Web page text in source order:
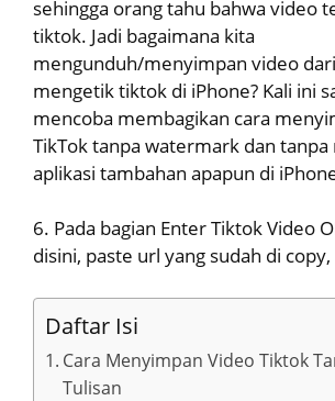
sehingga orang tahu bahwa video
tiktok. Jadi bagaimana kita
mengunduh/menyimpan video
mengetik tiktok di iPhone? Kali ini
mencoba membagikan cara
TikTok tanpa watermark dan tanpa
aplikasi tambahan apapun di
6. Pada bagian Enter Tiktok Video
disini, paste url yang sudah di
Daftar Isi
Cara Menyimpan Video Tiktok
Tulisan